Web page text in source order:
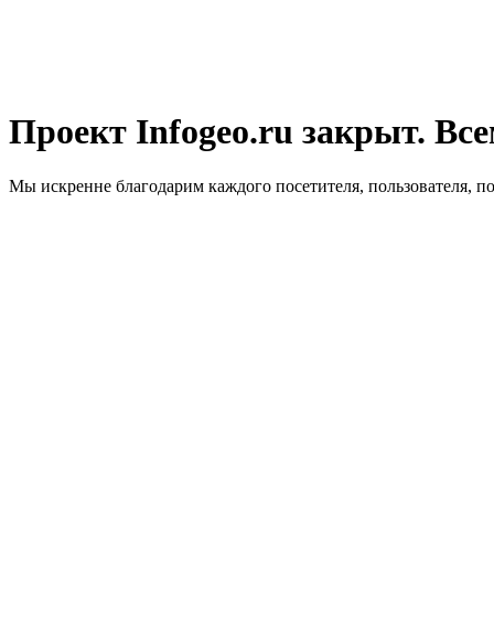
Проект Infogeo.ru закрыт.
Мы искренне благодарим каждого посетителя, пользователя,